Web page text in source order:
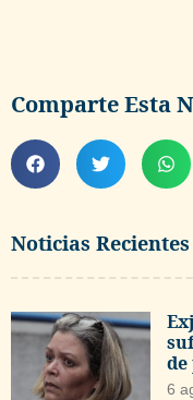
Noticias Recientes
6
Comparte Esta